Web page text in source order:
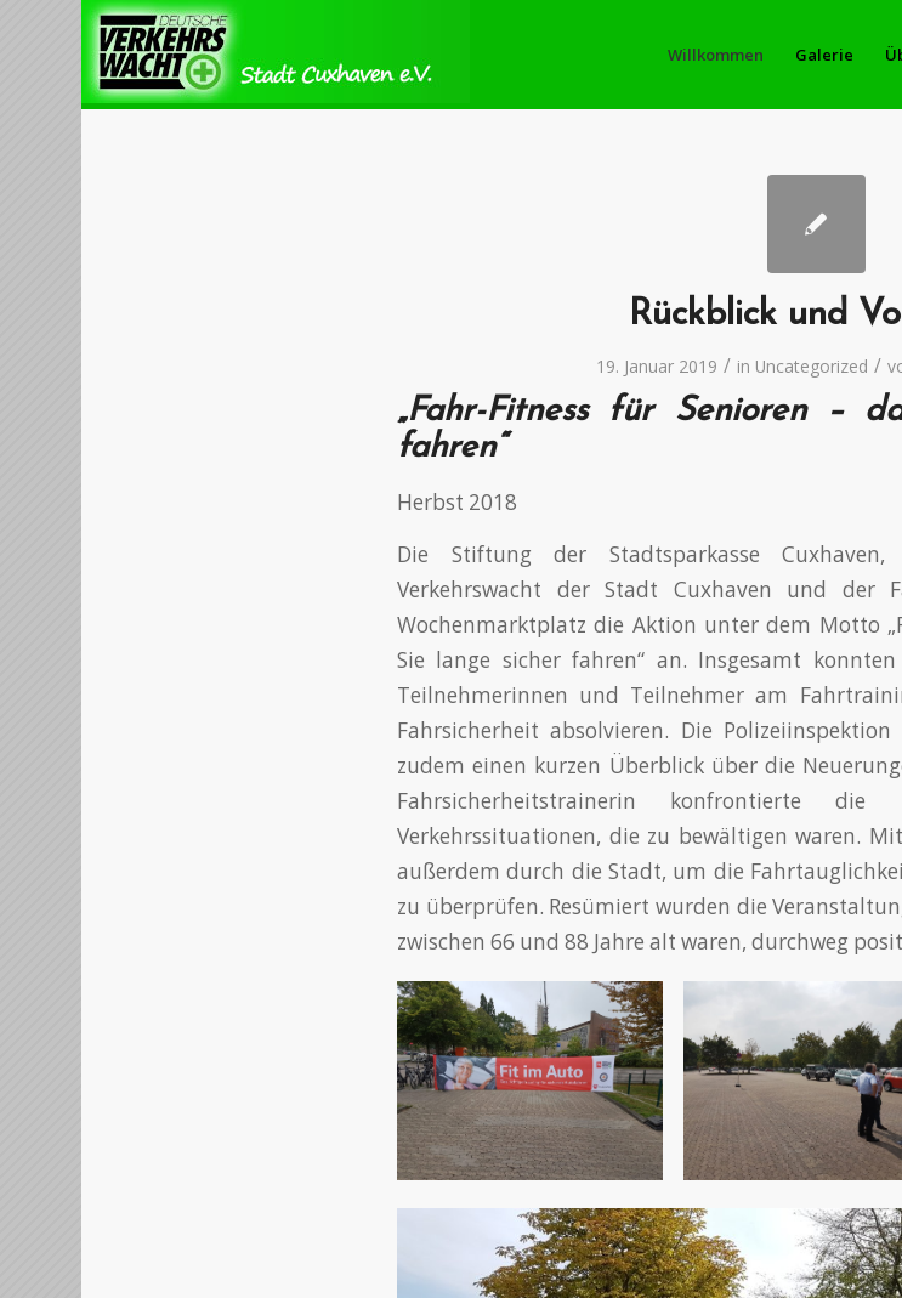
Willkommen Galerie
Rückblick und
19. Januar 2019 / in Uncategorized /
„Fahr-Fitness für Senioren –
fahren“
Herbst 2018
Die Stiftung der Stadtsparkasse
Verkehrswacht der Stadt Cuxhaven und der
Wochenmarktplatz die Aktion unter dem Motto
Sie lange sicher fahren“ an. Insgesamt
Teilnehmerinnen und Teilnehmer am
Fahrsicherheit absolvieren. Die
zudem einen kurzen Überblick über die
Fahrsicherheitstrainerin konfrontierte
Verkehrssituationen, die zu bewältigen waren.
außerdem durch die Stadt, um die
zu überprüfen. Resümiert wurden die
zwischen 66 und 88 Jahre alt waren, durchweg